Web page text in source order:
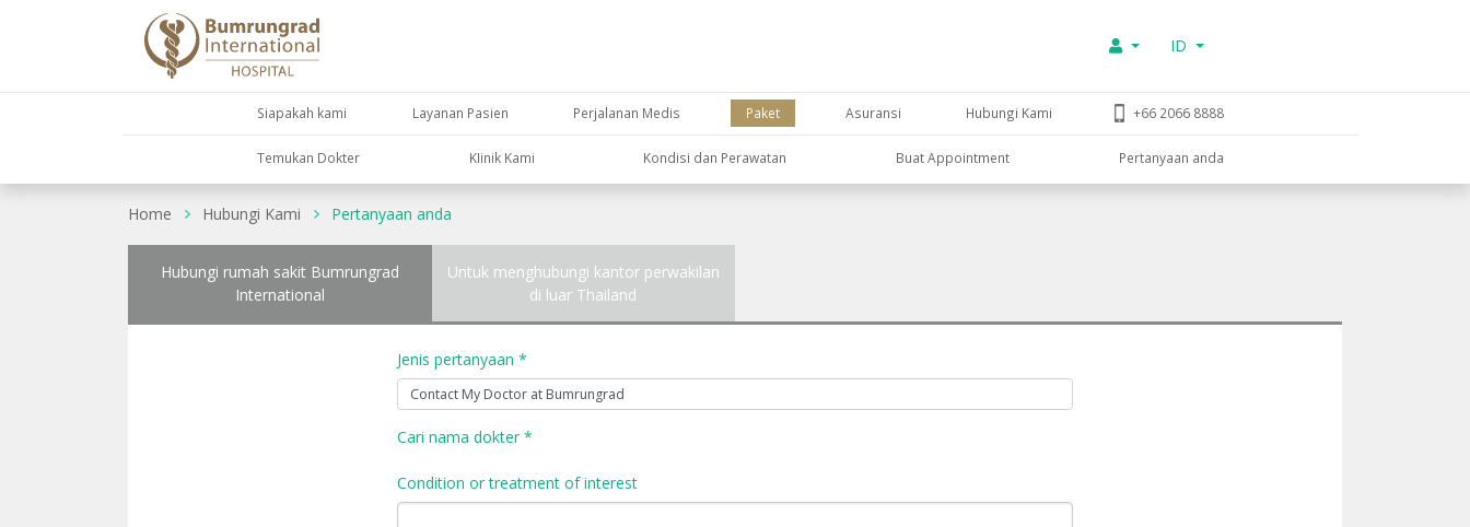
ID
Siapakah kami Layanan Pasien Perjalanan Medis Paket Asuransi Hubungi Kami +66 2066 8888
Temukan Dokter KIinik Kami Kondisi dan Perawatan Buat Appointment Pertanyaan anda
Home Hubungi Kami Pertanyaan anda
Hubungi rumah sakit Bumrungrad
International
Untuk menghubungi kantor perwakilan
di luar Thailand
Jenis pertanyaan *
Cari nama dokter *
Condition or treatment of interest